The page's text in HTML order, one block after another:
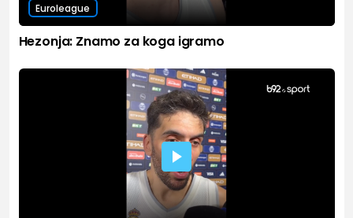
Euroleague
Hezonja: Znamo za koga igramo